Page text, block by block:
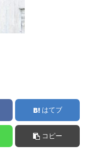
はてブ
コピー